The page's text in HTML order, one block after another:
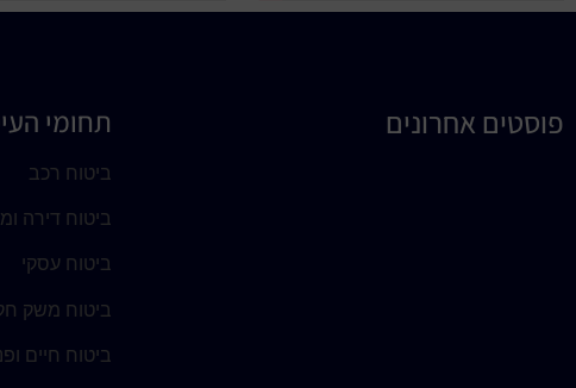
פוסטים אחרונים תחומי
ביטוח רכב
ביטוח דירה
ביטוח עסקי
ביטוח משק
ביטוח חיים